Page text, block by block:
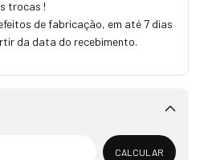
trocas !
de fabricação, em até 7 dias
da data do recebimento.
Alterar CEP
CALCULAR